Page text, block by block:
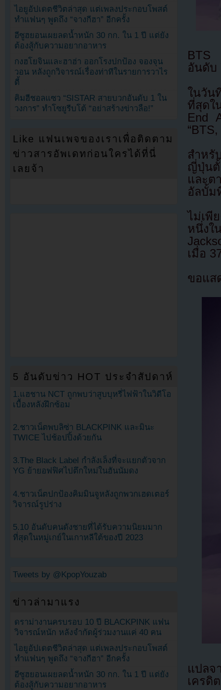
BTS
อันดับ
ในวัน
ที่สุดใ
End
สำหรั
ญี่ปุ่นตั้
และต
อัลบั้ม
ไม่เพี
หนึ่งใ
เมื่อ
ขอแส
แปล
เครดิ
ไอยูอัปเดตชีวิตล่าสุด แต่เพลงประกอบโพสต์
ทำแฟนๆ พูดถึง “จางกีฮา” อีกครั้ง
อีซูฮยอนเผยลดน้ำหนัก 30 กก. ใน 1 ปี แต่ยัง
ต้องสู้กับความอยากอาหาร
กงฮโยจินและฮาฮ่า ออกโรงปกป้อง จองจุน
วอน หลังถูกวิจารณ์เรื่องท่าทีในรายการวาไร
ตี้
คิมฮีชอลแซว “SISTAR สายบวกอันดับ 1 ใน
วงการ” ทำโซยูรีบโต้ “อย่าสร้างข่าวลือ!”
Like แฟนเพจของเราเพื่อติดตาม
ข่าวสารอัพเดทก่อนใครได้ที่นี่
เลยจ้า
5 อันดับข่าว HOT ประจำสัปดาห์
1.แฮชาน NCT ถูกพบว่าสูบบุหรี่ไฟฟ้าในวิดีโอ
เบื้องหลังฝึกซ้อม
2.ชาวเน็ตพบลิซ่า BLACKPINK และมินะ
TWICE ไปช้อปปิ้งด้วยกัน
3.The Black Label กำลังเล็งที่จะแยกตัวจาก
YG ย้ายอฟฟิศไปตึกใหม่ในฮันนัมดง
4.ชาวเน็ตปกป้องคิมมินจูหลังถูกพวกเฮดเตอร์
วิจารณ์รูปร่าง
5.10 อันดับคนดังชายที่ได้รับความนิยมมาก
ที่สุดในหมู่เกย์ในเกาหลีใต้ของปี 2023
Tweets by @KpopYouzab
ข่าวล่ามาแรง
ดราม่างานครบรอบ 10 ปี BLACKPINK แฟน
วิจารณ์หนัก หลังจำกัดผู้ร่วมงานแค่ 40 คน
ไอยูอัปเดตชีวิตล่าสุด แต่เพลงประกอบโพสต์
ทำแฟนๆ พูดถึง “จางกีฮา” อีกครั้ง
อีซูฮยอนเผยลดน้ำหนัก 30 กก. ใน 1 ปี แต่ยัง
ต้องสู้กับความอยากอาหาร